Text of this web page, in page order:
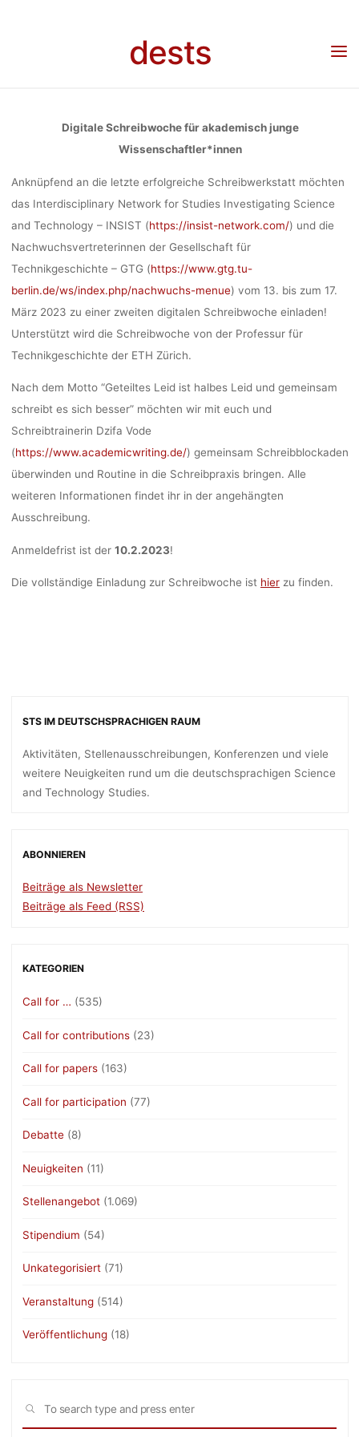
dests
FÜR
(13.-
ZÜRICH),
Ronja Rieger
Call for participation
Call for Participation: Digitale
Schreibwoche für akademisch junge Wissenschaftler*innen (13.-17.März 2023, Zürich),
Digitale Schreibwoche für akademisch junge
Wissenschaftler*innen
Anknüpfend an die letzte erfolgreiche Schreibwerkstatt möchten
das Interdisciplinary Network for Studies Investigating Science
and Technology – INSIST (https://insist-network.com/) und die
Nachwuchsvertreterinnen der Gesellschaft für
Technikgeschichte – GTG (https://www.gtg.tu-
berlin.de/ws/index.php/nachwuchs-menue) vom 13. bis zum 17.
März 2023 zu einer zweiten digitalen Schreibwoche einladen!
Unterstützt wird die Schreibwoche von der Professur für
Technikgeschichte der ETH Zürich.
Nach dem Motto “Geteiltes Leid ist halbes Leid und gemeinsam
schreibt es sich besser” möchten wir mit euch und
Schreibtrainerin Dzifa Vode
(https://www.academicwriting.de/) gemeinsam Schreibblockaden
überwinden und Routine in die Schreibpraxis bringen. Alle
weiteren Informationen findet ihr in der angehängten
Ausschreibung.
Anmeldefrist ist der 10.2.2023!
Die vollständige Einladung zur Schreibwoche ist hierzu finden.
STS IM DEUTSCHSPRACHIGEN RAUM
Aktivitäten, Stellenausschreibungen, Konferenzen und viele
weitere Neuigkeiten rund um die deutschsprachigen Science
and Technology Studies.
ABONNIEREN
Beiträge als Newsletter
Beiträge als Feed (RSS)
KATEGORIEN
Call for … (535)
Call for contributions (23)
Call for papers (163)
Call for participation (77)
Debatte (8)
Neuigkeiten (11)
Stellenangebot (1.069)
Stipendium (54)
Unkategorisiert (71)
Veranstaltung (514)
Veröffentlichung (18)
SEARCH